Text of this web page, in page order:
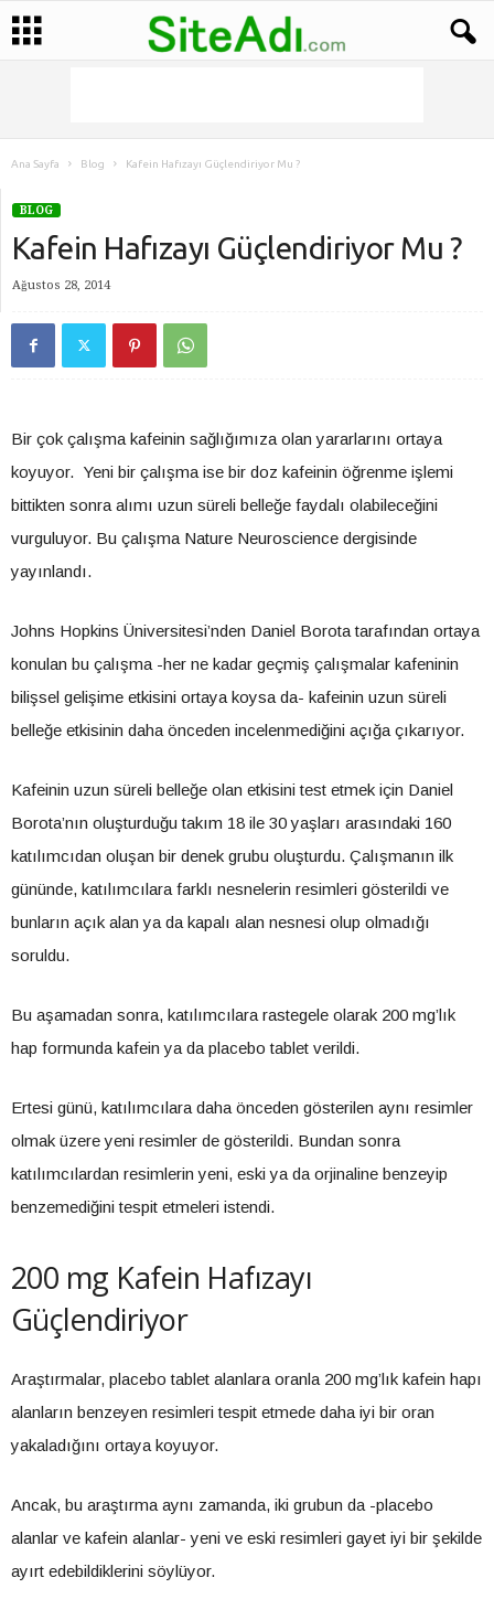
Ana Sayfa Blog Kafein Hafızayı Güçlendiriyor Mu ?
BLOG
Kafein Hafızayı Güçlendiriyor Mu ?
Ağustos 28, 2014
Bir çok çalışma kafeinin sağlığımıza olan yararlarını ortaya
koyuyor. Yeni bir çalışma ise bir doz kafeinin öğrenme işlemi
bittikten sonra alımı uzun süreli belleğe faydalı olabileceğini
vurguluyor. Bu çalışma Nature Neuroscience dergisinde
yayınlandı.
Johns Hopkins Üniversitesi’nden Daniel Borota tarafından ortaya
konulan bu çalışma -her ne kadar geçmiş çalışmalar kafeninin
bilişsel gelişime etkisini ortaya koysa da- kafeinin uzun süreli
belleğe etkisinin daha önceden incelenmediğini açığa çıkarıyor.
Kafeinin uzun süreli belleğe olan etkisini test etmek için Daniel
Borota’nın oluşturduğu takım 18 ile 30 yaşları arasındaki 160
katılımcıdan oluşan bir denek grubu oluşturdu. Çalışmanın ilk
gününde, katılımcılara farklı nesnelerin resimleri gösterildi ve
bunların açık alan ya da kapalı alan nesnesi olup olmadığı
soruldu.
Bu aşamadan sonra, katılımcılara rastegele olarak 200 mg’lık
hap formunda kafein ya da placebo tablet verildi.
Ertesi günü, katılımcılara daha önceden gösterilen aynı resimler
olmak üzere yeni resimler de gösterildi. Bundan sonra
katılımcılardan resimlerin yeni, eski ya da orjinaline benzeyip
benzemediğini tespit etmeleri istendi.
200 mg Kafein Hafızayı
Güçlendiriyor
Araştırmalar, placebo tablet alanlara oranla 200 mg’lık kafein hapı
alanların benzeyen resimleri tespit etmede daha iyi bir oran
yakaladığını ortaya koyuyor.
Ancak, bu araştırma aynı zamanda, iki grubun da -placebo
alanlar ve kafein alanlar- yeni ve eski resimleri gayet iyi bir şekilde
ayırt edebildiklerini söylüyor.